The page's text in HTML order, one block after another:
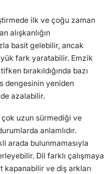
ilk ve çoğu zaman
alışkanlığın
basit gelebilir, ancak
fark yaratabilir. Emzik
bırakıldığında bazı
dengesinin yeniden
azalabilir.
çok uzun sürmediği ve
anlamlıdır.
arada bulunmamasıyla
Dil farklı çalışmaya
kapanabilir ve diş arkları